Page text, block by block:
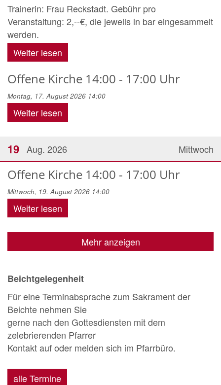
Trainerin: Frau Reckstadt. Gebühr pro
Veranstaltung: 2,--€, die jeweils in bar eingesammelt
werden.
Weiter lesen
Offene Kirche 14:00 - 17:00 Uhr
Montag, 17. August 2026 14:00
Weiter lesen
Mittwoch
19 Aug. 2026
Offene Kirche 14:00 - 17:00 Uhr
Mittwoch, 19. August 2026 14:00
Weiter lesen
Mehr anzeigen
Beichtgelegenheit
Für eine Terminabsprache zum Sakrament der
Beichte nehmen Sie
gerne nach den Gottesdiensten mit dem
zelebrierenden Pfarrer
Kontakt auf oder melden sich im Pfarrbüro.
alle Termine